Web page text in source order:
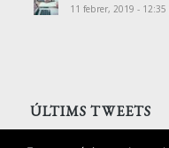
11 febrer, 2019 - 12:35
ÚLTIMS TWEETS